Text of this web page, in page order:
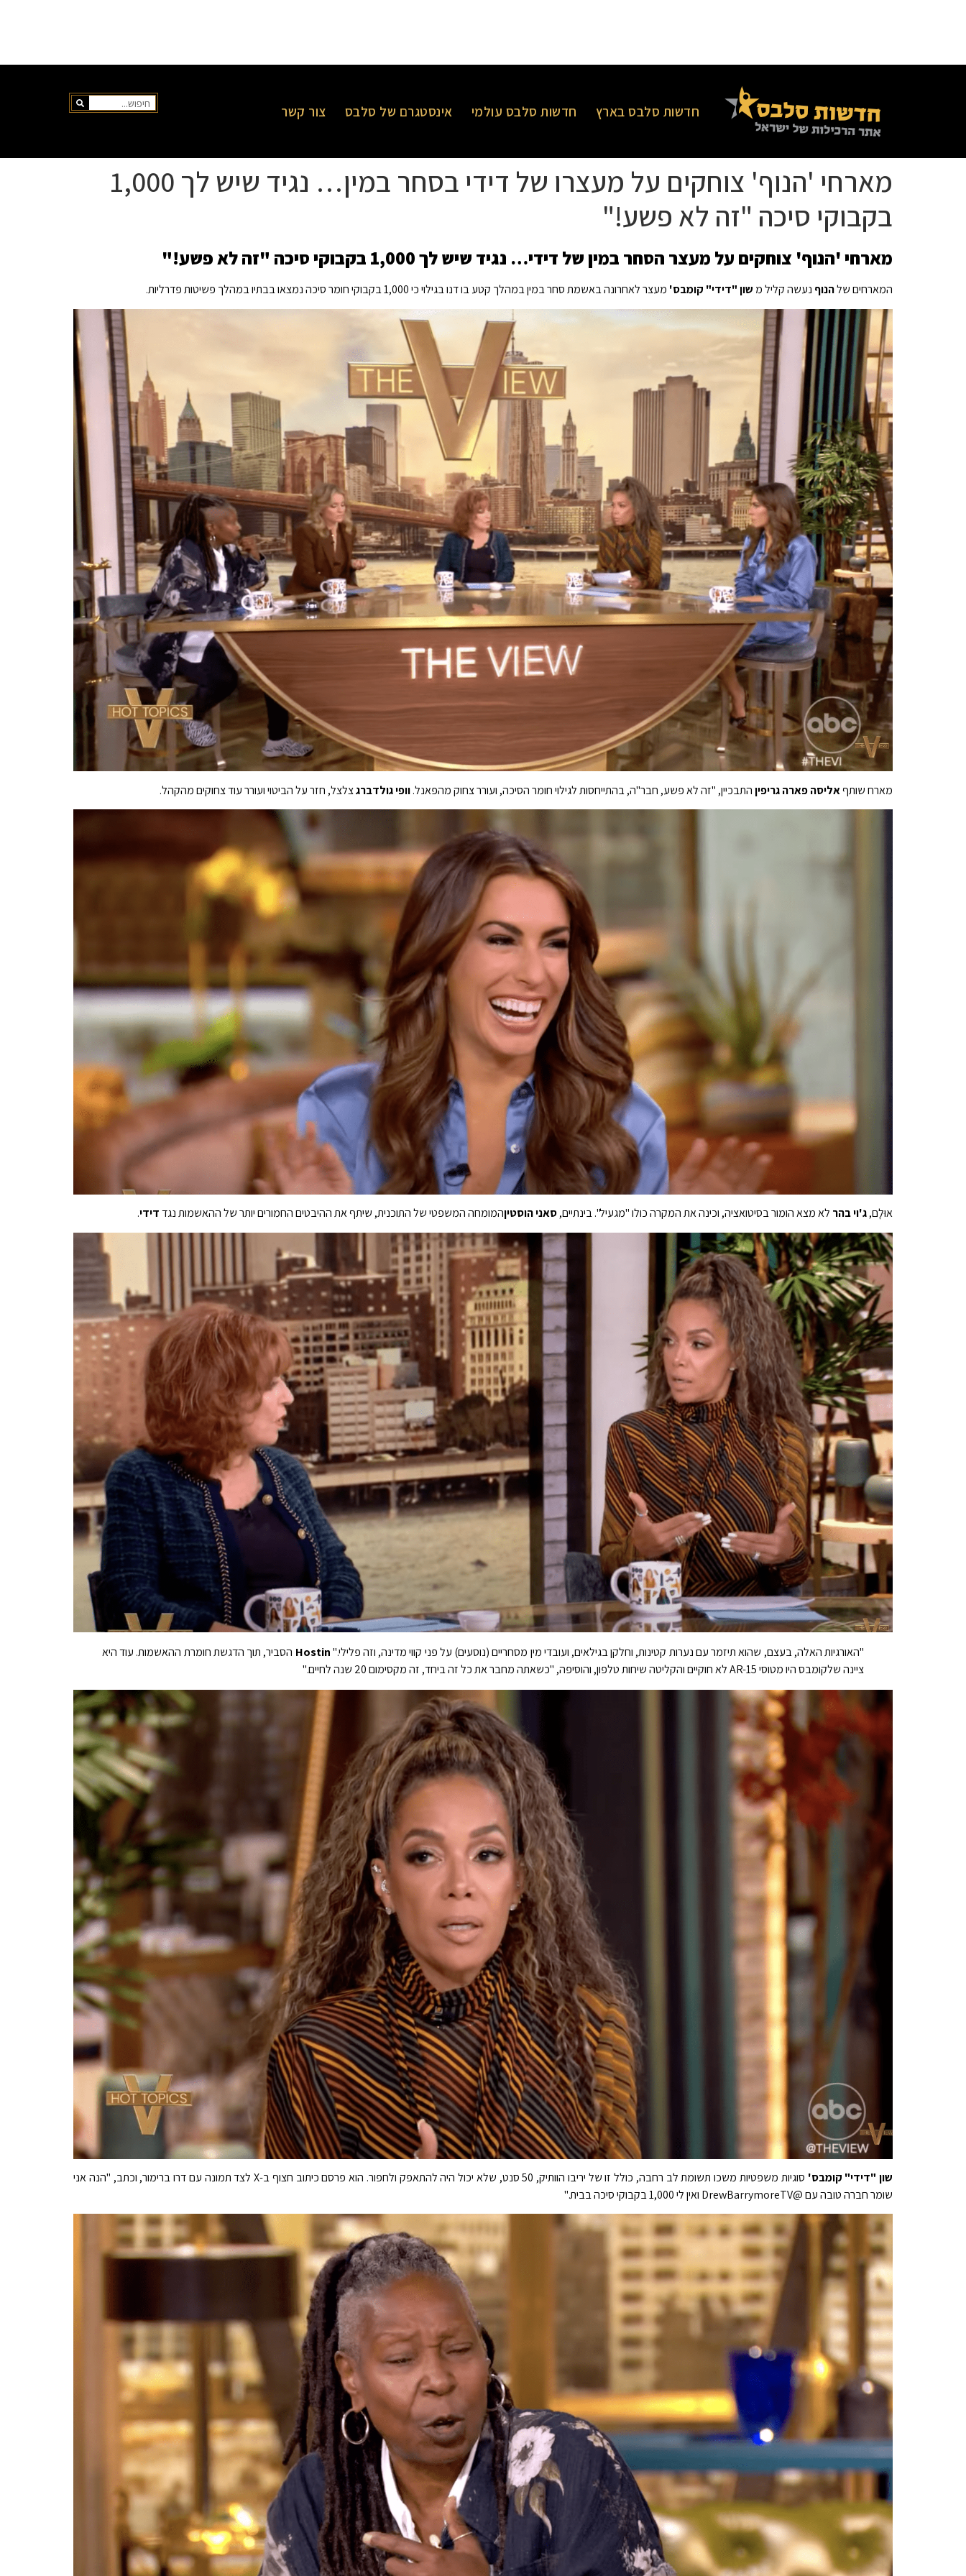
חדשות סלבס בארץ חדשות סלבס עולמי אינסטגרם של סלבס צור קשר
מארחי 'הנוף' צוחקים על מעצרו של דידי בסחר במין… נגיד שיש לך 1,000
בקבוקי סיכה "זה לא פשע!"
מארחי 'הנוף' צוחקים על מעצר הסחר במין של דידי… נגיד שיש לך 1,000 בקבוקי סיכה "זה לא פשע!"
המארחים שלהנוף נעשה קליל מ שון "דידי" קומבס' מעצר לאחרונה באשמת סחר במין במהלך קטע בו דנו בגילוי כי 1,000 בקבוקי חומר סיכה נמצאו בבתיו במהלך פשיטות פדרליות.
מארח שותףאליסה פארה גריפיןהתבכיין, "זה לא פשע, חבר"ה, בהתייחסות לגילוי חומר הסיכה, ועורר צחוק מהפאנל.וופי גולדברגצלצל, חזר על הביטוי ועורר עוד צחוקים מהקהל.
אוּלָם,ג'וי בהר לא מצא הומור בסיטואציה, וכינה את המקרה כולו "מגעיל". בינתיים,סאני הוסטיןהמומחה המשפטי של התוכנית, שיתף את ההיבטים החמורים יותר של ההאשמות נגדדידי.
"האורגיות האלה, בעצם, שהוא תיזמר עם נערות קטינות, וחלקן בגילאים, ועובדי מין מסחריים (נוסעים) על פני קווי מדינה, וזה פלילי."Hostin הסביר, תוך הדגשת חומרת ההאשמות. עוד היא
ציינה שלקומבס היו מטוסי AR-15 לא חוקיים והקליטה שיחות טלפון, והוסיפה, "כשאתה מחבר את כל זה ביחד, זה מקסימום 20 שנה לחיים."
שון "דידי" קומבס'
סוגיות משפטיות משכו תשומת לב רחבה, כולל זו של יריבו הוותיק, 50 סנט, שלא יכול היה להתאפק ולחפור. הוא פרסם כיתוב חצוף ב-X לצד תמונה עם דרו ברימור, וכתב, "הנה אני
שומר חברה טובה עם @DrewBarrymoreTV ואין לי 1,000 בקבוקי סיכה בבית."